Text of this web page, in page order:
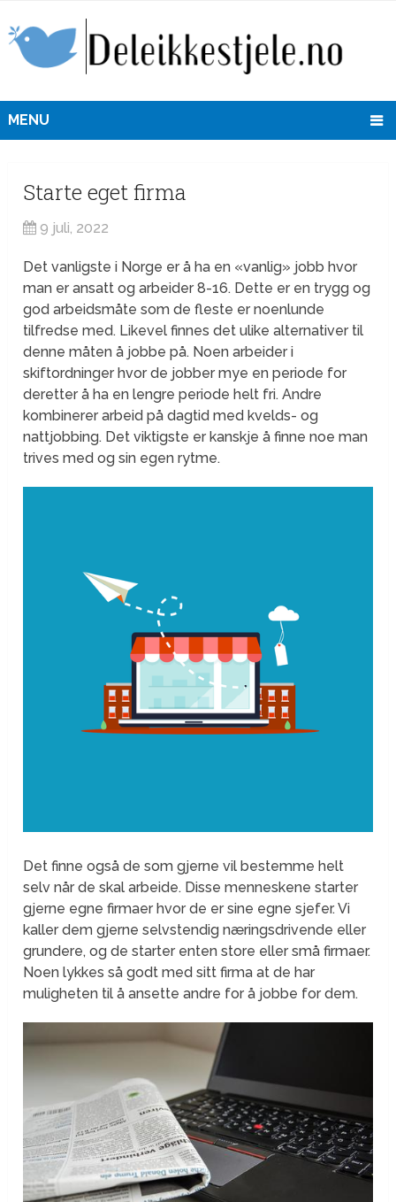
MENU
Starte eget firma
9 juli, 2022
Det vanligste i Norge er å ha en «vanlig» jobb hvor
man er ansatt og arbeider 8-16. Dette er en trygg og
god arbeidsmåte som de fleste er noenlunde
tilfredse med. Likevel finnes det ulike alternativer til
denne måten å jobbe på. Noen arbeider i
skiftordninger hvor de jobber mye en periode for
deretter å ha en lengre periode helt fri. Andre
kombinerer arbeid på dagtid med kvelds- og
nattjobbing. Det viktigste er kanskje å finne noe man
trives med og sin egen rytme.
Det finne også de som gjerne vil bestemme helt
selv når de skal arbeide. Disse menneskene starter
gjerne egne firmaer hvor de er sine egne sjefer. Vi
kaller dem gjerne selvstendig næringsdrivende eller
grundere, og de starter enten store eller små firmaer.
Noen lykkes så godt med sitt firma at de har
muligheten til å ansette andre for å jobbe for dem.